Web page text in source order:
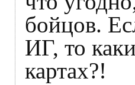
бойцов.
ИГ, то
картах?!